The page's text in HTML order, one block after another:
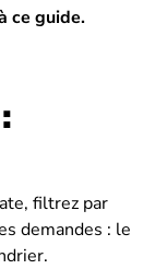
ce guide.
filtrez par
demandes : le